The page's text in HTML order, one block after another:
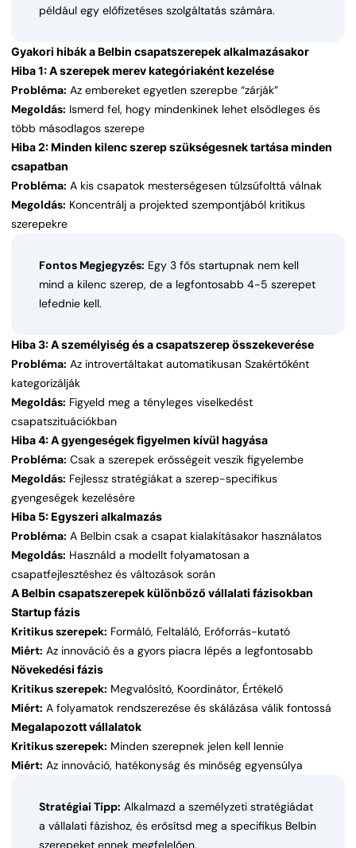
például egy előfizetéses szolgáltatás számára.
Gyakori hibák a Belbin csapatszerepek alkalmazásakor
Hiba 1: A szerepek merev kategóriaként kezelése
Probléma: Az embereket egyetlen szerepbe “zárják”
Megoldás: Ismerd fel, hogy mindenkinek lehet elsődleges és
több másodlagos szerepe
Hiba 2: Minden kilenc szerep szükségesnek tartása minden
csapatban
Probléma: A kis csapatok mesterségesen túlzsúfolttá válnak
Megoldás: Koncentrálj a projekted szempontjából kritikus
szerepekre
Fontos Megjegyzés: Egy 3 fős startupnak nem kell
mind a kilenc szerep, de a legfontosabb 4-5 szerepet
lefednie kell.
Hiba 3: A személyiség és a csapatszerep összekeverése
Probléma: Az introvertáltakat automatikusan Szakértőként
kategorizálják
Megoldás: Figyeld meg a tényleges viselkedést
csapatszituációkban
Hiba 4: A gyengeségek figyelmen kívül hagyása
Probléma: Csak a szerepek erősségeit veszik figyelembe
Megoldás: Fejlessz stratégiákat a szerep-specifikus
gyengeségek kezelésére
Hiba 5: Egyszeri alkalmazás
Probléma: A Belbin csak a csapat kialakításakor használatos
Megoldás: Használd a modellt folyamatosan a
csapatfejlesztéshez és változások során
A Belbin csapatszerepek különböző vállalati fázisokban
Startup fázis
Kritikus szerepek: Formáló, Feltaláló, Erőforrás-kutató
Miért: Az innováció és a gyors piacra lépés a legfontosabb
Növekedési fázis
Kritikus szerepek: Megvalósító, Koordinátor, Értékelő
Miért: A folyamatok rendszerezése és skálázása válik fontossá
Megalapozott vállalatok
Kritikus szerepek: Minden szerepnek jelen kell lennie
Miért: Az innováció, hatékonyság és minőség egyensúlya
Stratégiai Tipp: Alkalmazd a személyzeti stratégiádat
a vállalati fázishoz, és erősítsd meg a specifikus Belbin
szerepeket ennek megfelelően.